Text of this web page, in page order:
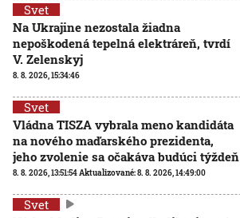
Svet
Na Ukrajine nezostala žiadna
nepoškodená tepelná elektráreň, tvrdí
V. Zelenskyj
8. 8. 2026, 15:34:46
Svet
Vládna TISZA vybrala meno kandidáta
na nového maďarského prezidenta,
jeho zvolenie sa očakáva budúci týždeň
8. 8. 2026, 13:51:54Aktualizované:8. 8. 2026, 14:49:00
Svet